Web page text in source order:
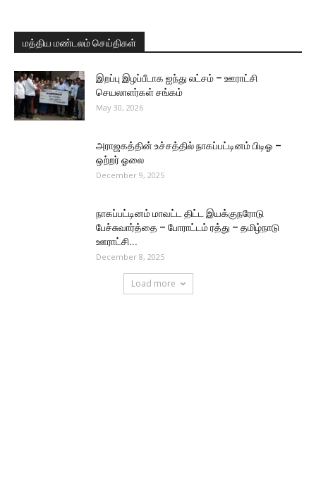
மத்திய மண்டலம் செய்திகள்
இறப்பு இழப்பீடாக ஐந்து லட்சம் – ஊராட்சி
செயலாளர்கள் சங்கம்
May 30, 2026
அராஜகத்தின் உச்சத்தில் நாகப்பட்டினம் பிடிஓ –
ஒற்றர் ஓலை
December 9, 2025
நாகப்பட்டினம் மாவட்ட திட்ட இயக்குநரோடு
பேச்சுவார்த்தை – போராட்டம் ரத்து – தமிழ்நாடு
ஊராட்சி...
December 8, 2025
Load more